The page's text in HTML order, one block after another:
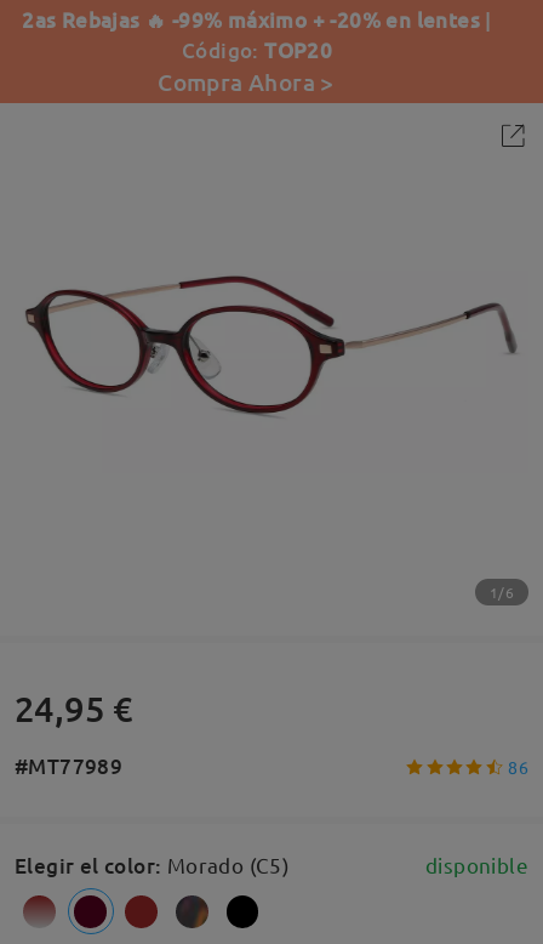
2as Rebajas 🔥 -99% máximo + -20% en lentes |
Código:TOP20
Compra Ahora >
1/6
24,95 €
#MT77989 86
Elegir el color: Morado (C5) disponible